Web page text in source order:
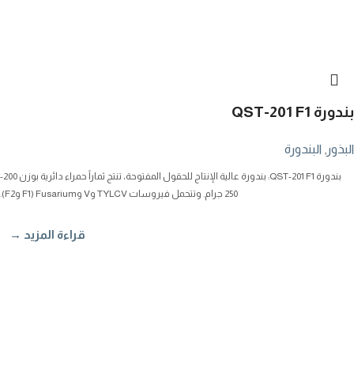
بندورة QST-201 F1
البذور البندورة
بندورة QST-201 F1: بندورة عالية الإنتاج للحقول المفتوحة، تنتج ثماراً حمراء دائرية بوزن 200-
250 جرام. وتتحمل فيروسات TYLCV وV وFusarium (F1 وF2).
قراءة المزيد →